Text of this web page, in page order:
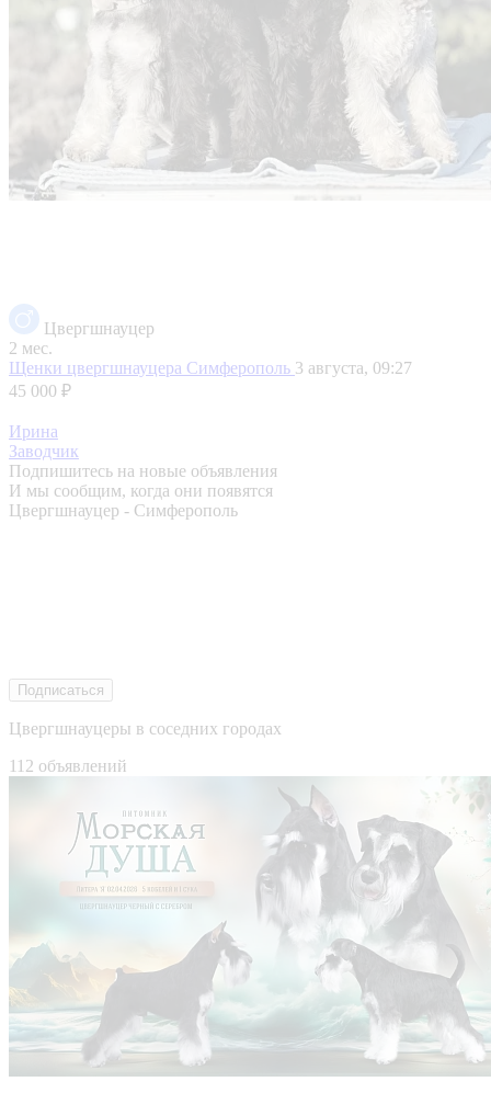
Цвергшнауцер
2 мес.
Щенки цвергшнауцера Симферополь 3 августа, 09:27
45 000 ₽
Ирина
Заводчик
Подпишитесь на новые объявления
И мы сообщим, когда они появятся
Цвергшнауцер - Симферополь
Подписаться
Цвергшнауцеры в соседних городах
112 объявлений